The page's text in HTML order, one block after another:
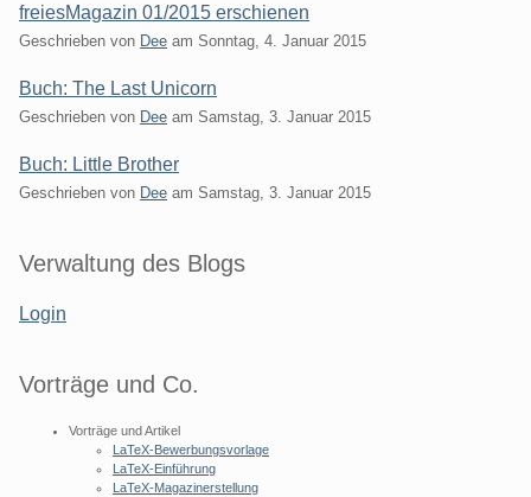
freiesMagazin 01/2015 erschienen
Geschrieben von Dee am Sonntag, 4. Januar 2015
Buch: The Last Unicorn
Geschrieben von Dee am Samstag, 3. Januar 2015
Buch: Little Brother
Geschrieben von Dee am Samstag, 3. Januar 2015
Seitenleiste
Verwaltung des Blogs
Login
Vorträge und Co.
Vorträge und Artikel
LaTeX-Bewerbungsvorlage
LaTeX-Einführung
LaTeX-Magazinerstellung